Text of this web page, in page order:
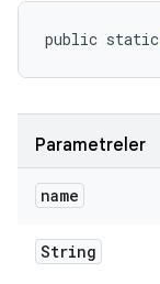
public static
Parametreler
name
String